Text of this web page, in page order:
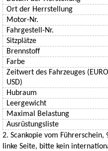
Ort der Herrstellung
Motor-Nr.
Fahrgestell-Nr.
Sitzplätze
Brennstoff
Farbe
Zeitwert des Fahrzeuges
USD)
Hubraum
Leergewicht
Maximal Belastung
Ausrüstungsliste
2. Scankopie vom
linke Seite, bitte kein